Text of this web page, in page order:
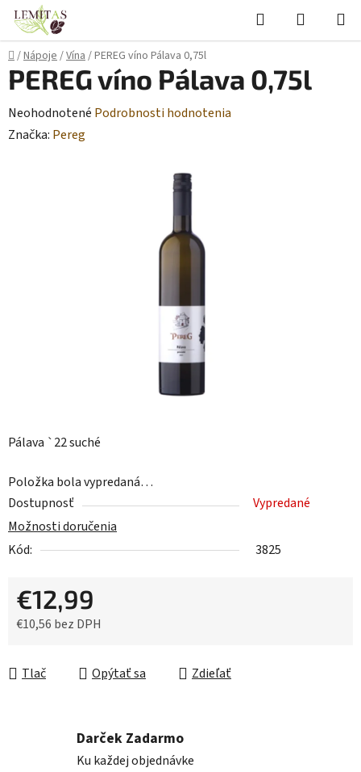
Prejsť
obsah
Hľadať
KOŠÍK
Domov
/Nápoje/Vína/PEREG víno Pálava 0,75l
Pálava `22 suché
Položka bola vypredaná…
Dostupnosť
Vypredané
Možnosti doručenia
Kód:
3825
€12,99
€10,56 bez DPH
Tlač
Opýtať sa Zdieľať
PEREG víno Pálava 0,75l
Priemerné
hodnotenie
Neohodnotené Podrobnosti hodnotenia
Značka: Pereg
Darček Zadarmo
Ku každej objednávke